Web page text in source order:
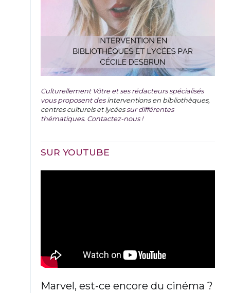
Culturellement Vôtre et ses rédacteurs spécialisés
vous proposent desinterventions en bibliothèques,
centres culturels et lycéessur différentes
thématiques. Contactez-nous !
SUR YOUTUBE
Marvel, est-ce encore du cinéma ?